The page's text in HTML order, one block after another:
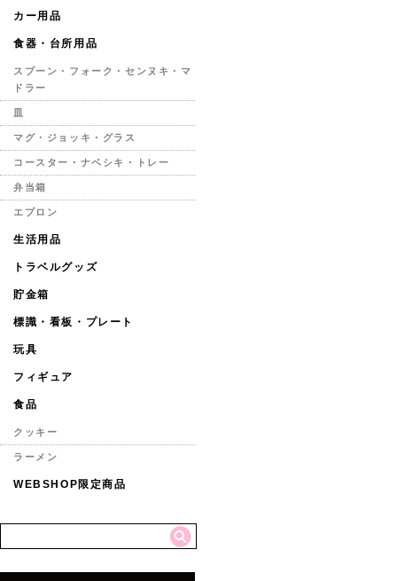
カー用品
食器・台所用品
スプーン・フォーク・センヌキ・マ
ドラー
マグ・ジョッキ・グラス
コースター・ナベシキ・トレー
弁当箱
エプロン
生活用品
トラベルグッズ
貯金箱
標識・看板・プレート
玩具
フィギュア
食品
クッキー
ラーメン
WEBSHOP限定商品